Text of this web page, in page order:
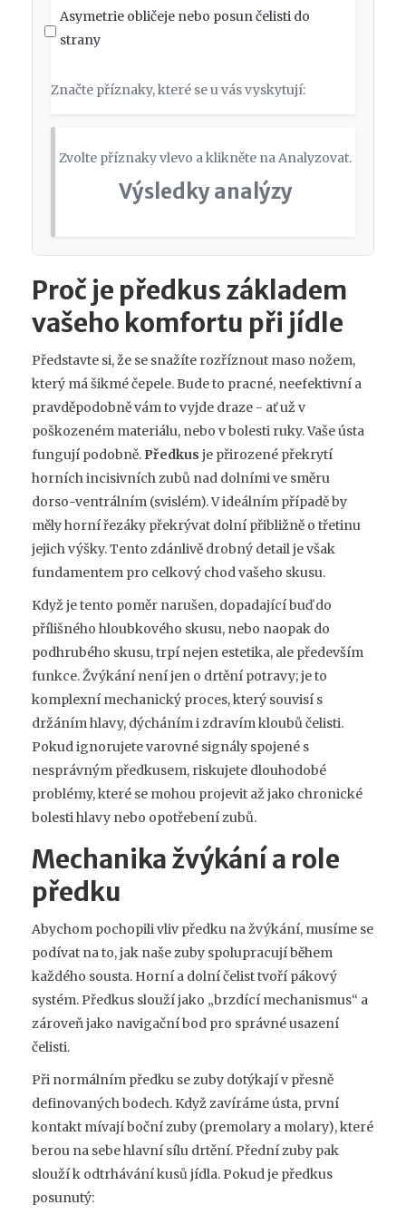
Značte příznaky, které se u vás vyskytují:
Asymetrie obličeje nebo posun čelisti do
strany
Výsledky analýzy
Zvolte příznaky vlevo a klikněte na Analyzovat.
Proč je předkus základem
vašeho komfortu při jídle
Představte si, že se snažíte rozříznout maso nožem,
který má šikmé čepele. Bude to pracné, neefektivní a
pravděpodobně vám to vyjde draze - ať už v
poškozeném materiálu, nebo v bolesti ruky. Vaše ústa
fungují podobně. Předkus je přirozené překrytí
horních incisivních zubů nad dolními ve směru
dorso-ventrálním (svislém). V ideálním případě by
měly horní řezáky překrývat dolní přibližně o třetinu
jejich výšky. Tento zdánlivě drobný detail je však
fundamentem pro celkový chod vašeho skusu.
Když je tento poměr narušen, dopadající buď do
přílišného hloubkového skusu, nebo naopak do
podhrubého skusu, trpí nejen estetika, ale především
funkce. Žvýkání není jen o drtění potravy; je to
komplexní mechanický proces, který souvisí s
držáním hlavy, dýcháním i zdravím kloubů čelisti.
Pokud ignorujete varovné signály spojené s
nesprávným předkusem, riskujete dlouhodobé
problémy, které se mohou projevit až jako chronické
bolesti hlavy nebo opotřebení zubů.
Mechanika žvýkání a role
předku
Abychom pochopili vliv předku na žvýkání, musíme se
podívat na to, jak naše zuby spolupracují během
každého sousta. Horní a dolní čelist tvoří pákový
systém. Předkus slouží jako „brzdící mechanismus“ a
zároveň jako navigační bod pro správné usazení
čelisti.
Při normálním předku se zuby dotýkají v přesně
definovaných bodech. Když zavíráme ústa, první
kontakt mívají boční zuby (premolary a molary), které
berou na sebe hlavní sílu drtění. Přední zuby pak
slouží k odtrhávání kusů jídla. Pokud je předkus
posunutý: